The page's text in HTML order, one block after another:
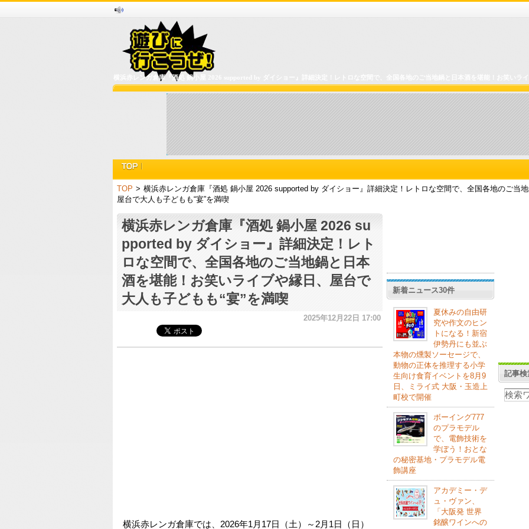
横浜赤レンガ倉庫『酒処 鍋小屋 2026 supported by ダイショー』詳細決定！レトロな空間で、全国各地のご当地鍋と日本酒を堪能！お笑いラ
TOP > 横浜赤レンガ倉庫『酒処 鍋小屋 2026 supported by ダイショー』詳細決定！レトロな空間で、全国各地のご当
屋台で大人も子どもも“宴”を満喫
横浜赤レンガ倉庫『酒処 鍋小屋 2026 su
pported by ダイショー』詳細決定！レト
ロな空間で、全国各地のご当地鍋と日本
酒を堪能！お笑いライブや縁日、屋台で
大人も子どもも“宴”を満喫
2025年12月22日 17:00
横浜赤レンガ倉庫では、2026年1月17日（土）～2月1日（日）
新着ニュース30件
夏休みの自由研
究や作文のヒン
トになる！新宿
伊勢丹にも並ぶ
本物の燻製ソーセージで、
動物の正体を推理する小学
生向け食育イベントを8月9
日、ミライ式 大阪・玉造上
町校で開催
ボーイング777
のプラモデル
で、電飾技術を
学ぼう！おとな
の秘密基地・プラモデル電
飾講座
アカデミー・デ
ュ・ヴァン、
「大阪発 世界
銘醸ワインへの
記事検